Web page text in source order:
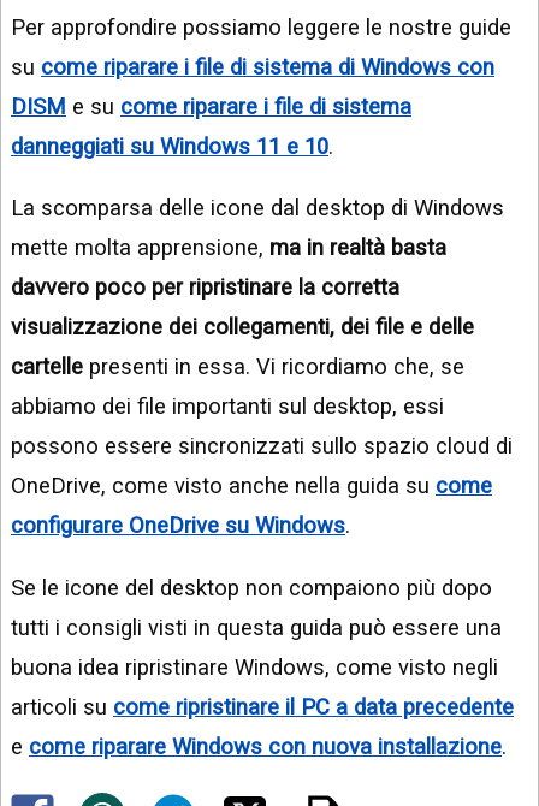
Per approfondire possiamo leggere le nostre guide
su come riparare i file di sistema di Windows con
DISM e su come riparare i file di sistema
danneggiati su Windows 11 e 10.
La scomparsa delle icone dal desktop di Windows
mette molta apprensione, ma in realtà basta
davvero poco per ripristinare la corretta
visualizzazione dei collegamenti, dei file e delle
cartelle presenti in essa. Vi ricordiamo che, se
abbiamo dei file importanti sul desktop, essi
possono essere sincronizzati sullo spazio cloud di
OneDrive, come visto anche nella guida su come
configurare OneDrive su Windows.
Se le icone del desktop non compaiono più dopo
tutti i consigli visti in questa guida può essere una
buona idea ripristinare Windows, come visto negli
articoli su come ripristinare il PC a data precedente
e come riparare Windows con nuova installazione.